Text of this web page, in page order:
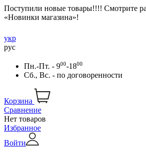
Поступили новые товары!!!! Смотрите
«Новинки магазина»!
укр
рус
Пн.-Пт. - 900-1800
Сб., Вс. - по договоренности
Корзина
Сравнение
Нет товаров
Избранное
Войти